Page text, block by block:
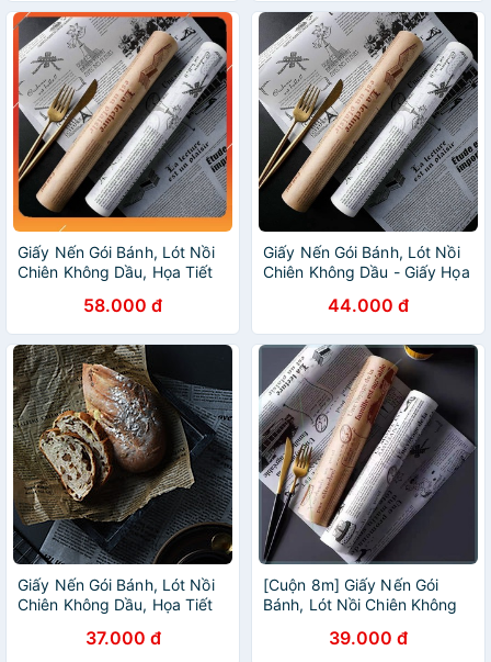
Giấy Nến Gói Bánh, Lót Nồi
Chiên Không Dầu, Họa Tiết
58.000 đ
Giấy Nến Gói Bánh, Lót Nồi
Chiên Không Dầu - Giấy Họa
44.000 đ
Giấy Nến Gói Bánh, Lót Nồi
Chiên Không Dầu, Họa Tiết
37.000 đ
[Cuộn 8m] Giấy Nến Gói
Bánh, Lót Nồi Chiên Không
39.000 đ